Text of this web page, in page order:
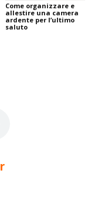
Come organizzare e
allestire una camera
ardente per l’ultimo
saluto